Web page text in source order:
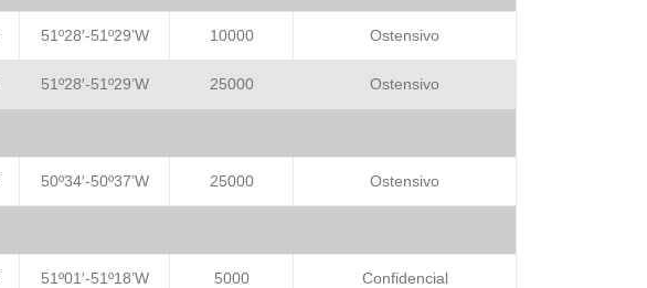
51º28′-51º29’W 10000 Ostensivo
51º28′-51º29’W 25000 Ostensivo
50º34′-50º37’W 25000 Ostensivo
51º01′-51º18’W 5000 Confidencial